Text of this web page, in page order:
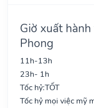
Giờ xuất
Phong
11h-13h
23h- 1h
Tốc hỷ:TỐT
Tốc hỷ mọi việc mỹ